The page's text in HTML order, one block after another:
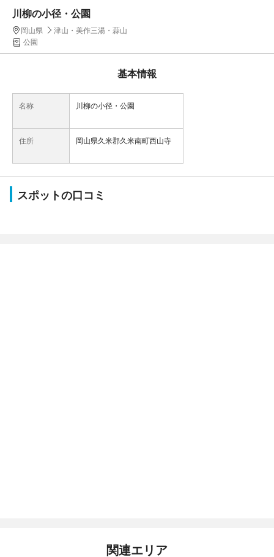
川柳の小径・公園
岡山県
津山・美作三湯・蒜山
公園
基本情報
名称 川柳の小径・公園
住所 岡山県久米郡久米南町西山寺
スポットの口コミ
関連エリア